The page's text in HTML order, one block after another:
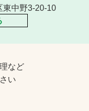
東中野3-20-10
など
い